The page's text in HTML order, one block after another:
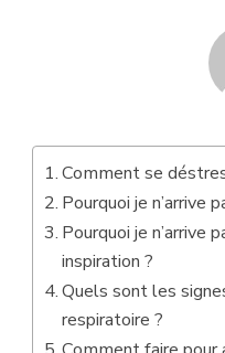
Comment se
Pourquoi je n’arrive
Pourquoi je n’arrive
inspiration ?
Quels sont les
respiratoire ?